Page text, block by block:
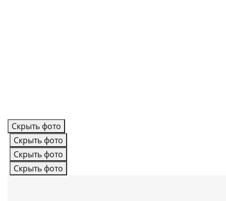
Скрыть фото
Скрыть фото
Скрыть фото
Скрыть фото